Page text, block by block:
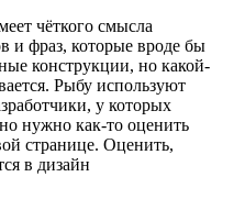
чёткого смысла
и фраз, которые вроде бы
конструкции, но какой-
Рыбу используют
у которых
нужно как-то оценить
странице. Оценить,
в дизайн